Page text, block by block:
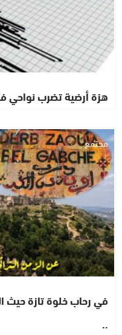
هزة أرضية تضرب
مجتمع
في رحاب خلوة تازة حيث
..